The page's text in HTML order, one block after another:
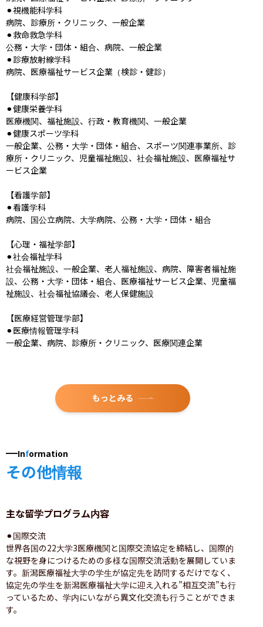
⚫︎視機能科学科
病院、診療所・クリニック、一般企業
⚫︎救命救急学科
公務・大学・団体・組合、病院、一般企業
⚫︎診療放射線学科
病院、医療福祉サービス企業（検診・健診）
【健康科学部】
⚫︎健康栄養学科
医療機関、福祉施設、行政・教育機関、一般企業
⚫︎健康スポーツ学科
一般企業、公務・大学・団体・組合、スポーツ関連事業所、診
療所・クリニック、児童福祉施設、社会福祉施設、医療福祉サ
ービス企業
【看護学部】
⚫︎看護学科
病院、国公立病院、大学病院、公務・大学・団体・組合
【心理・福祉学部】
⚫︎社会福祉学科
社会福祉施設、一般企業、老人福祉施設、病院、障害者福祉施
設、公務・大学・団体・組合、医療福祉サービス企業、児童福
祉施設、社会福祉協議会、老人保健施設
【医療経営管理学部】
⚫︎医療情報管理学科
一般企業、病院、診療所・クリニック、医療関連企業
もっとみる
Information
その他情報
主な留学プログラム内容
⚫︎国際交流
世界各国の22大学3医療機関と国際交流協定を締結し、国際的
な視野を身につけるための多様な国際交流活動を展開していま
す。新潟医療福祉大学の学生が協定先を訪問するだけでなく、
協定先の学生を新潟医療福祉大学に迎え入れる”相互交流”も行
っているため、学内にいながら異文化交流も行うことができま
す。